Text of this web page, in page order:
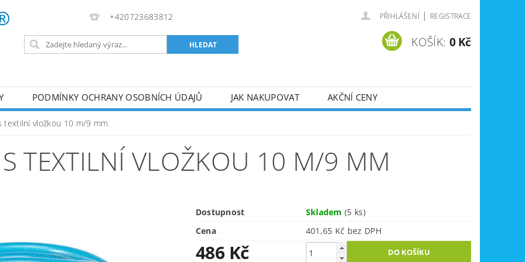
+420723683812 PŘIHLÁŠENÍ | REGISTRACE
KOŠÍK: 0 Kč
PODMÍNKY OCHRANY OSOBNÍCH ÚDAJŮ JAK NAKUPOVAT
AKČNÍ CENY
AKUMULÁTOROVÉ NÁŘADÍ
RUČNÍ NÁŘADÍ AKU NÁŘADÍ STAVEBNÍ STROJE
ÚKLIDOVÁ TECHNIKA
textilní vložkou 10 m/9 mm
TEXTILNÍ VLOŽKOU 10 M/9 MM
Dostupnost Skladem(5 ks)
Cena
401,65 Kč bez DPH
486 Kč